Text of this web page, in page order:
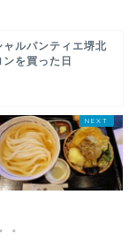
ャルパンティエ堺北
を買った日